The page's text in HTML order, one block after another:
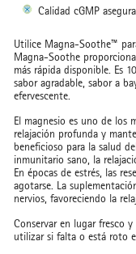
Calidad cGMP
Utilice Magna-Soothe™
Magna-Soothe
más rápida disponible. Es
sabor agradable, sabor a
efervescente.
El magnesio es uno de los
relajación profunda y
beneficioso para la salud
inmunitario sano, la
En épocas de estrés, las
agotarse. La
nervios, favoreciendo la
Conservar en lugar fresco
utilizar si falta o está roto